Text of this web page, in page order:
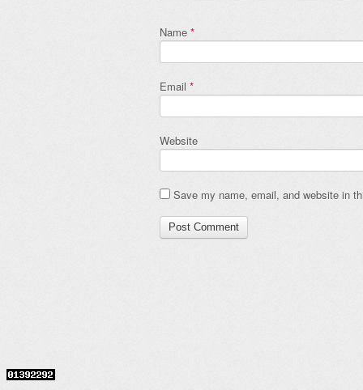
Name *
Email *
Website
Save my name, email, and website in